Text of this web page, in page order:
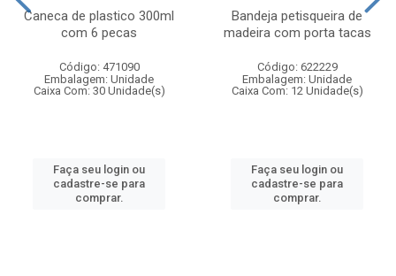
Caneca de plastico 300ml
com 6 pecas
Código: 471090
Embalagem: Unidade
Caixa Com: 30 Unidade(s)
Faça seu login ou
cadastre-se para
comprar.
Bandeja petisqueira de
madeira com porta tacas
Código: 622229
Embalagem: Unidade
Caixa Com: 12 Unidade(s)
Faça seu login ou
cadastre-se para
comprar.